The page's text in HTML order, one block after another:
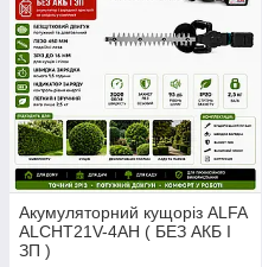
Акумуляторний кущоріз ALFA
ALCHT21V-4AH ( БЕЗ АКБ І
ЗП )